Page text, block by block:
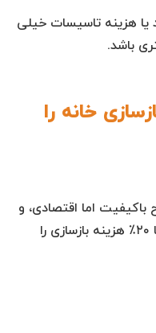
یا هزینه تاسیسات خیلی
باشد.
خانه را
باکیفیت اما اقتصادی، و
استفاده از طرح‌های ساده، می‌توان تا ۲۰٪ هزینه بازسازی را